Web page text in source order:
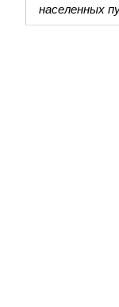
населенных